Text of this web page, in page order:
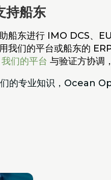
船东
助船东进行 IMO DCS、
我们的平台或船东的
我们的平台 与验证方协调
的专业知识，Ocean